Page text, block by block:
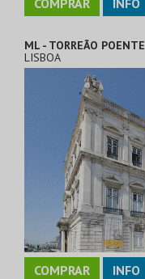
ML - TORREÃO POENTE
LISBOA
COMPRAR INFO